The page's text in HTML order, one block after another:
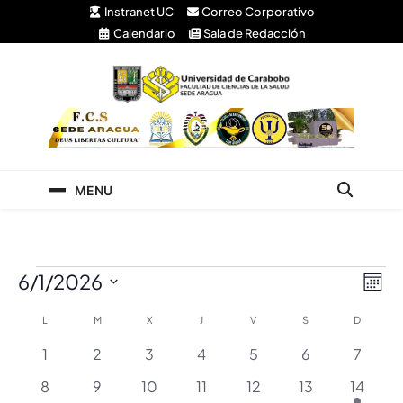
Instranet UC
Correo Corporativo
Calendario
Sala de Redacción
Facultad de Ciencias
Universidad de Carabobo Núcleo Aragua
MENU
de
Mes
6/1/2026
fecha.
Calendario
de
Eventos
L M X J V S D
0
1
0
2
0
3
0
4
0
5
0
6
0
7
0
8
0
9
0
10
0
11
0
12
0
13
1
14